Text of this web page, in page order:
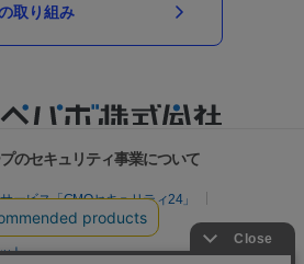
取り組み
のセキュリティ事業について
ービス「GMOセキュリティ24」
トリスク診断
ト